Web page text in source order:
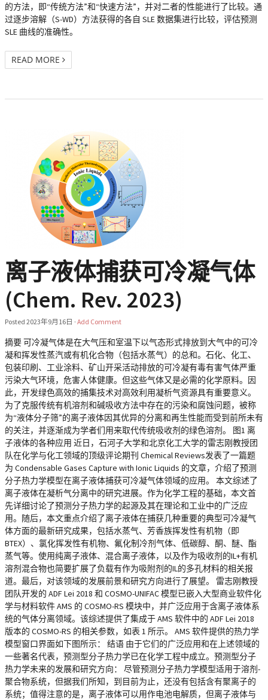
的方法，即“传统方法”和“快速方法”，并对二者的性能进行了比较。通
过逐步溶解（S-WD）方法获得的各自 SLE 数据集进行比较，评估预测
SLE 曲线的准确性。
READ MORE
离子液体捕获可冷凝气体
(Chem. Rev. 2023)
Posted 2023年9月16日 · Add Comment
摘要 可冷凝气体是在大气压和室温下以气态形式排放到大气中的可冷
凝和挥发性蒸汽或有机化合物（包括水蒸气）的总和。石化、化工、
包装印刷、工业涂料、矿山开采活动排放的可冷凝有毒有害气体严重
污染大气环境，危害人体健康。但这些气体又是必需的化学原料。因
此，开发绿色高效的捕集技术对高效利用凝析气资源具有重要意义。
为了克服传统有机溶剂和碱吸收方法中存在的污染和腐蚀问题，被称
为“液体分子筛”的离子液体因其优异的分离和再生性能而受到前所未有
的关注，并逐渐成为学者们用来取代传统吸收剂的绿色溶剂。 图1 离
子液体的各种应用 近日，石河子大学和北京化工大学的雷志刚教授团
队在化学与化工领域的顶级评论期刊 Chemical Reviews发表了一篇题
为 Condensable Gases Capture with Ionic Liquids 的文章，介绍了预测
分子热力学模型在离子液体捕获可冷凝气体领域的应用。 本文综述了
离子液体在凝析气分离中的研究进展。作为化学工程的基础，本文首
先详细讨论了预测分子热力学的起源及其在理论和工业中的广泛应
用。随后，本文重点介绍了离子液体在捕获几种重要的典型可冷凝气
体方面的最新研究成果，包括水蒸气、芳香族挥发性有机物（即
BTEX）、氯化挥发性有机物、氟化制冷剂气体、低碳醇、酮、醚、酯
蒸气等。使用纯离子液体、混合离子液体，以及作为吸收剂的IL+有机
溶剂混合物也简要扩展了负载有作为吸附剂的IL的多孔材料的相关报
道。最后，对该领域的发展前景和研究方向进行了展望。 雷志刚教授
团队开发的 ADF Lei 2018 和 COSMO-UNIFAC 模型已嵌入大型商业软件化
学与材料软件 AMS 的 COSMO-RS 模块中，并广泛应用于含离子液体系
统的气体分离领域。该综述提供了集成于 AMS 软件中的 ADF Lei 2018
版本的 COSMO-RS 的相关参数，如表 1 所示。 AMS 软件提供的热力学
模型窗口界面如下图所示： 结语 由于它们的广泛应用和在上述领域的
一些著名代表，预测型分子热力学已在化学工程中成立。预测型分子
热力学未来的发展和研究方向： 尽管预测分子热力学模型适用于溶剂-
聚合物系统，但据我们所知，到目前为止，还没有包括含有聚离子的
系统；值得注意的是，离子液体可以用作电池电解质，但离子液体与